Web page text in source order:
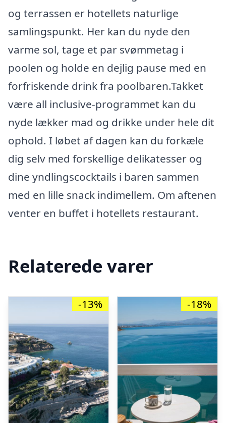
og terrassen er hotellets naturlige
samlingspunkt. Her kan du nyde den
varme sol, tage et par svømmetag i
poolen og holde en dejlig pause med en
forfriskende drink fra poolbaren.Takket
være all inclusive-programmet kan du
nyde lækker mad og drikke under hele dit
ophold. I løbet af dagen kan du forkæle
dig selv med forskellige delikatesser og
dine yndlingscocktails i baren sammen
med en lille snack indimellem. Om aftenen
venter en buffet i hotellets restaurant.
Relaterede varer
-13% -18%